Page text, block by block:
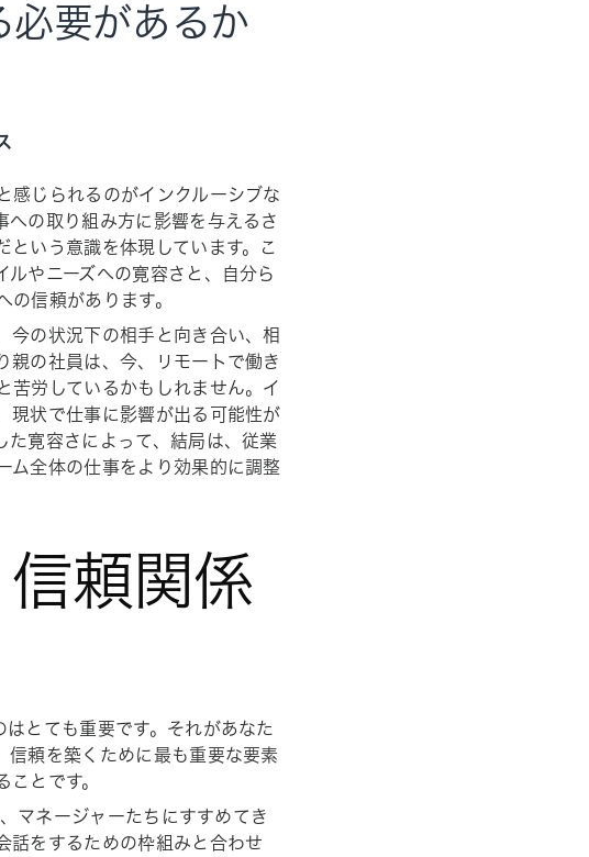
必要があるか
感じられるのがインクルーシブな
への取り組み方に影響を与えるさ
いう意識を体現しています。こ
やニーズへの寛容さと、自分ら
の信頼があります。
今の状況下の相手と向き合い、相
親の社員は、今、リモートで働き
苦労しているかもしれません。イ
現状で仕事に影響が出る可能性が
た寛容さによって、結局は、従業
ム全体の仕事をより効果的に調整
頼関係
とても重要です。それがあなた
信頼を築くために最も重要な要素
とです。
マネージャーたちにすすめてき
話をするための枠組みと合わせ